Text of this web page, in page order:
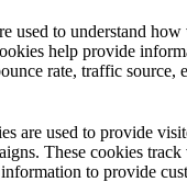
used to understand
help provide
rate, traffic source,
are used to provide
These cookies track
to provide